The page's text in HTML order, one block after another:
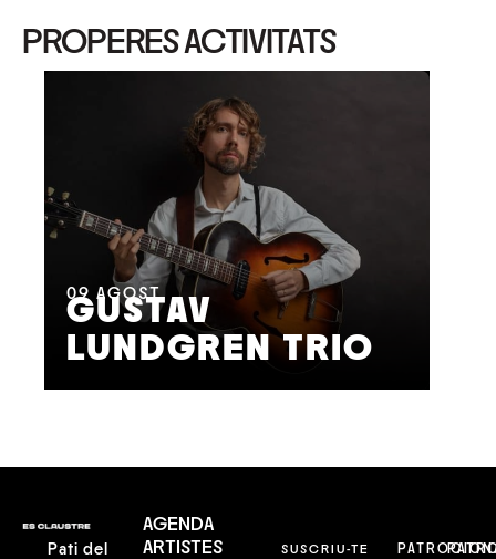
PROPERES ACTIVITATS
09 AGOST
GUSTAV
LUNDGREN TRIO
Pati del
AGENDA
ARTISTES
SUSCRIU-TE